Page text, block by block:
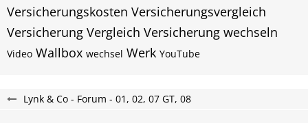
Versicherungskosten Versicherungsvergleich
Versicherung Vergleich Versicherung wechseln
Video Wallbox wechsel Werk YouTube
Lynk & Co - Forum - 01, 02, 07 GT, 08